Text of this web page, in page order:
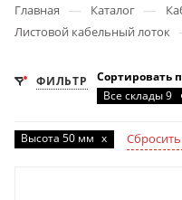
Главная — Каталог —
Листовой кабельный лоток
ФИЛЬТР
Сортировать
Все склады 9
Высота 50 мм x Сбросить